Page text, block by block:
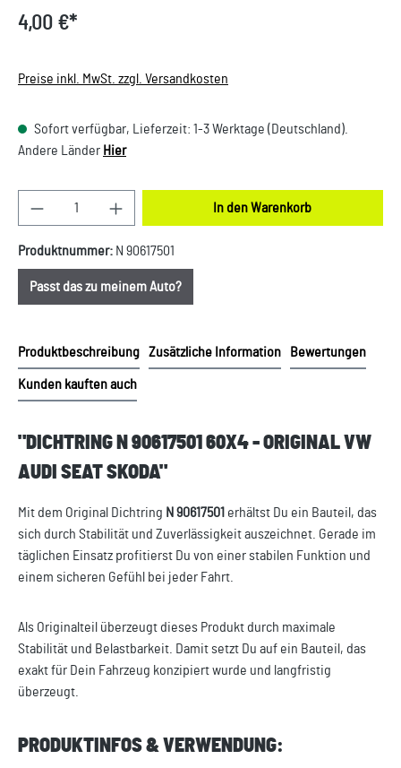
4,00 €*
Preise inkl. MwSt. zzgl. Versandkosten
Sofort verfügbar, Lieferzeit: 1-3 Werktage (Deutschland).
Andere Länder Hier
Produkt Anzahl: Gib den gewünschten Wert ein
In den Warenkorb
Produktnummer: N 90617501
Passt das zu meinem Auto?
Produktbeschreibung Zusätzliche Information Bewertungen
Kunden kauften auch
"DICHTRING N 90617501 60X4 - ORIGINAL VW
AUDI SEAT SKODA"
Mit dem Original Dichtring N 90617501 erhältst Du ein Bauteil, das
sich durch Stabilität und Zuverlässigkeit auszeichnet. Gerade im
täglichen Einsatz profitierst Du von einer stabilen Funktion und
einem sicheren Gefühl bei jeder Fahrt.
Als Originalteil überzeugt dieses Produkt durch maximale
Stabilität und Belastbarkeit. Damit setzt Du auf ein Bauteil, das
exakt für Dein Fahrzeug konzipiert wurde und langfristig
überzeugt.
PRODUKTINFOS & VERWENDUNG: